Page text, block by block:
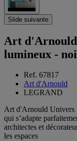
Slide suivante
Art d'Arnould
lumineux -
Ref. 67817
Art d'Arnould
LEGRAND
Art d'Arnould Univers
qui s’adapte
architectes et
les espaces